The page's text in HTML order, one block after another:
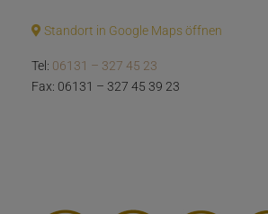
Standort in Google Maps öffnen
Tel: 06131 – 327 45 23
Fax: 06131 – 327 45 39 23